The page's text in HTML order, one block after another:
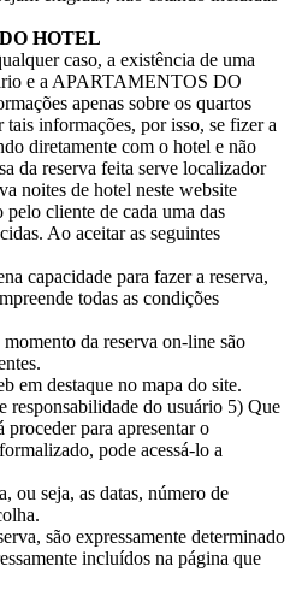
HOTEL
caso, a existência de uma
e a APARTAMENTOS DO
apenas sobre os quartos
informações, por isso, se fizer a
diretamente com o hotel e não
da reserva feita serve localizador
noites de hotel neste website
pelo cliente de cada uma das
Ao aceitar as seguintes
capacidade para fazer a reserva,
todas as condições
da reserva on-line são
em destaque no mapa do site.
responsabilidade do usuário 5) Que
proceder para apresentar o
pode acessá-lo a
ou seja, as datas, número de
são expressamente determinado
incluídos na página que